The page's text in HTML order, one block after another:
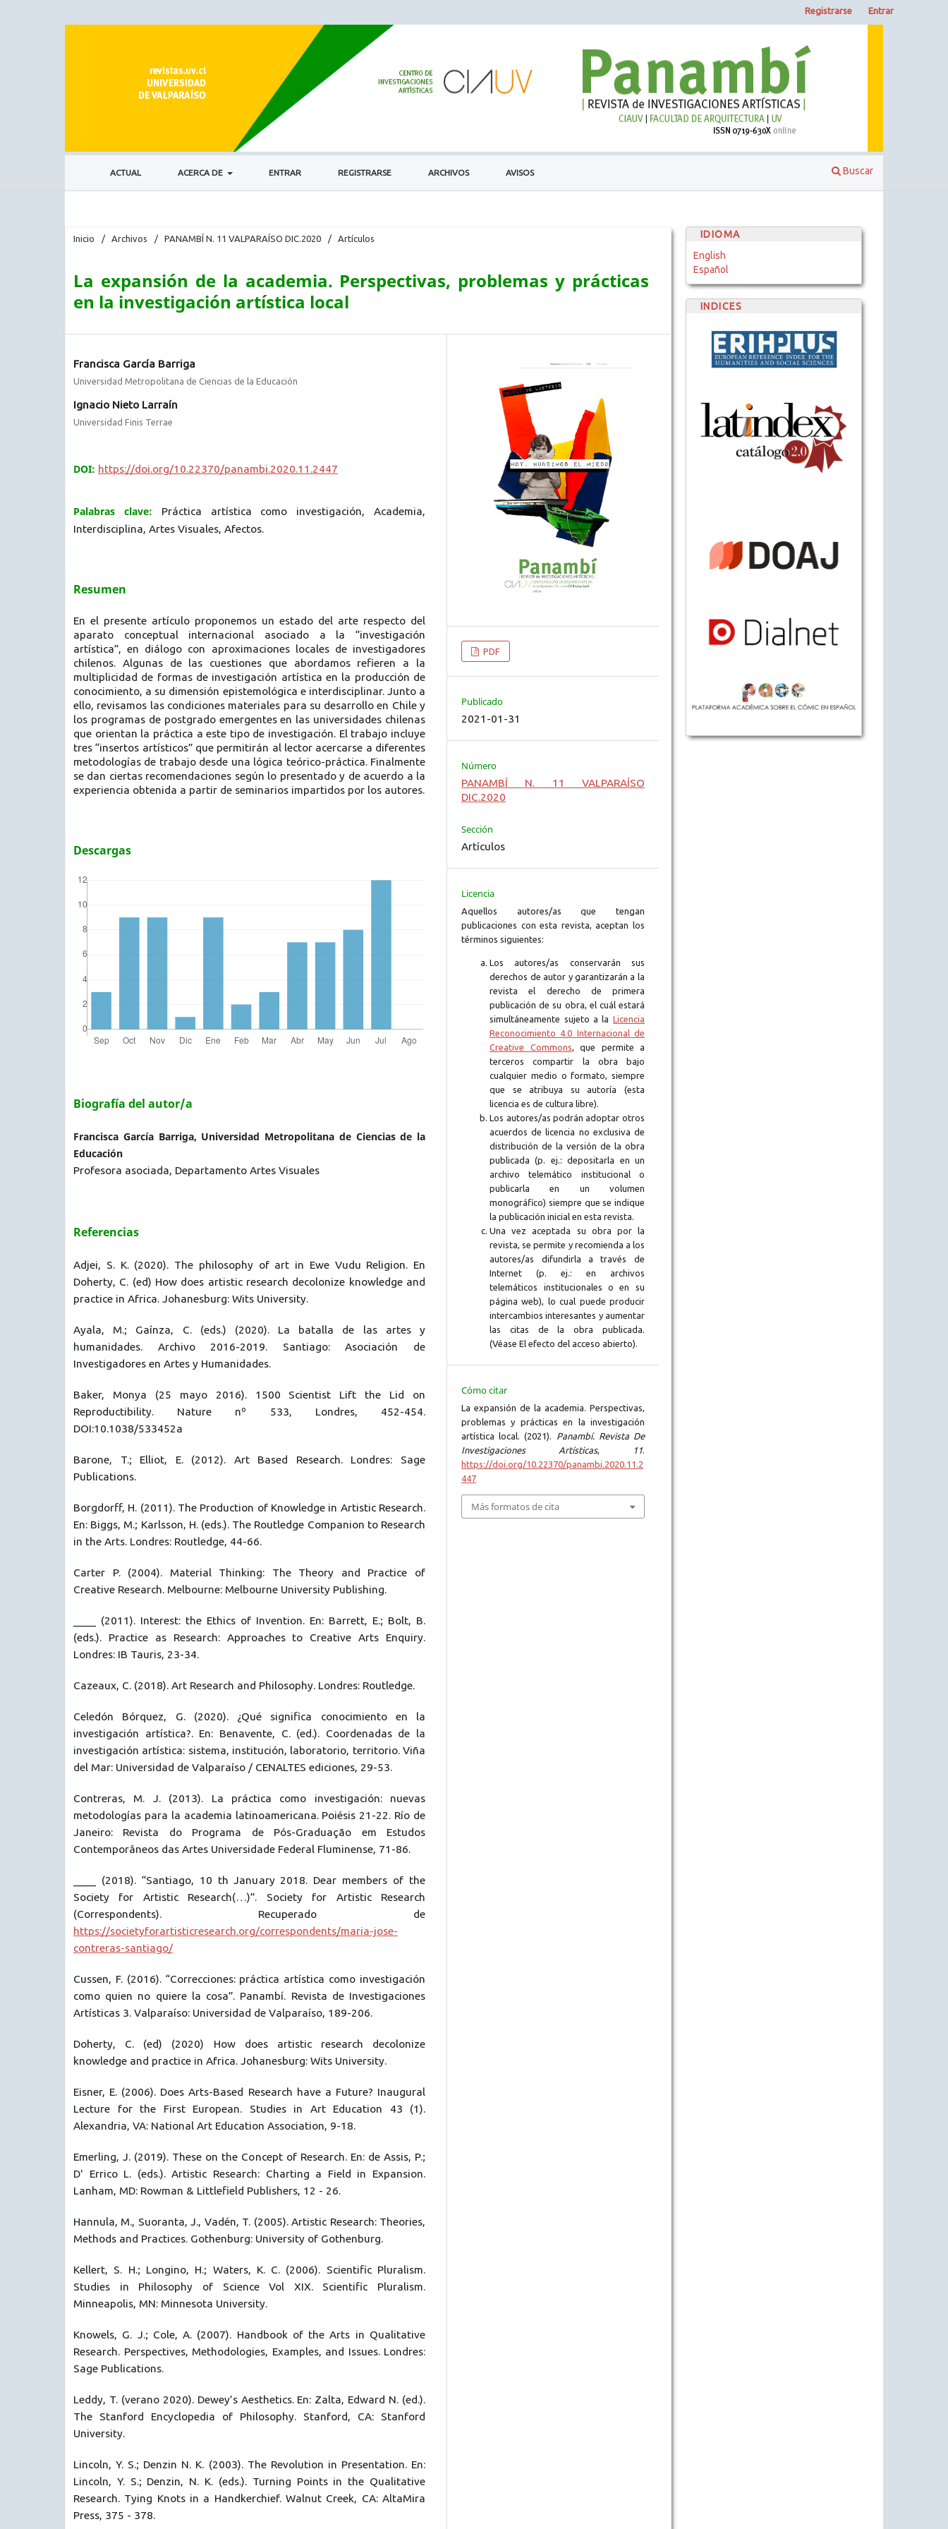
ACTUAL ACERCA DE ENTRAR REGISTRARSE ARCHIVOS AVISOS Buscar
Registrarse Entrar
Inicio / Archivos / PANAMBÍ N. 11 VALPARAÍSO DIC.2020 / Artículos
La expansión de la academia. Perspectivas, problemas y prácticas
en la investigación artística local
Francisca García Barriga
Universidad Metropolitana de Ciencias de la Educación
Ignacio Nieto Larraín
Universidad Finis Terrae
DOI: https://doi.org/10.22370/panambi.2020.11.2447
Palabras clave:
Práctica artística como investigación, Academia,
Interdisciplina, Artes Visuales, Afectos.
Resumen
En el presente artículo proponemos un estado del arte respecto del
aparato conceptual internacional asociado a la “investigación
artística”, en diálogo con aproximaciones locales de investigadores
chilenos. Algunas de las cuestiones que abordamos refieren a la
multiplicidad de formas de investigación artística en la producción de
conocimiento, a su dimensión epistemológica e interdisciplinar. Junto a
ello, revisamos las condiciones materiales para su desarrollo en Chile y
los programas de postgrado emergentes en las universidades chilenas
que orientan la práctica a este tipo de investigación. El trabajo incluye
tres “insertos artísticos” que permitirán al lector acercarse a diferentes
metodologías de trabajo desde una lógica teórico-práctica. Finalmente
se dan ciertas recomendaciones según lo presentado y de acuerdo a la
experiencia obtenida a partir de seminarios impartidos por los autores.
Descargas
Biografía del autor/a
Francisca García Barriga, Universidad Metropolitana de Ciencias de la
Educación
Profesora asociada, Departamento Artes Visuales
Referencias
Adjei, S. K. (2020). The philosophy of art in Ewe Vudu Religion. En
Doherty, C. (ed) How does artistic research decolonize knowledge and
practice in Africa. Johanesburg: Wits University.
Ayala, M.; Gaínza, C. (eds.) (2020). La batalla de las artes y
humanidades. Archivo 2016-2019. Santiago: Asociación de
Investigadores en Artes y Humanidades.
Baker, Monya (25 mayo 2016). 1500 Scientist Lift the Lid on
Reproductibility. Nature nº 533, Londres, 452-454.
DOI:10.1038/533452a
Barone, T.; Elliot, E. (2012). Art Based Research. Londres: Sage
Publications.
Borgdorff, H. (2011). The Production of Knowledge in Artistic Research.
En: Biggs, M.; Karlsson, H. (eds.). The Routledge Companion to Research
in the Arts. Londres: Routledge, 44-66.
Carter P. (2004). Material Thinking: The Theory and Practice of
Creative Research. Melbourne: Melbourne University Publishing.
____ (2011). Interest: the Ethics of Invention. En: Barrett, E.; Bolt, B.
(eds.). Practice as Research: Approaches to Creative Arts Enquiry.
Londres: IB Tauris, 23-34.
Cazeaux, C. (2018). Art Research and Philosophy. Londres: Routledge.
Celedón Bórquez, G. (2020). ¿Qué significa conocimiento en la
investigación artística?. En: Benavente, C. (ed.). Coordenadas de la
investigación artística: sistema, institución, laboratorio, territorio. Viña
del Mar: Universidad de Valparaíso / CENALTES ediciones, 29-53.
Contreras, M. J. (2013). La práctica como investigación: nuevas
metodologías para la academia latinoamericana. Poiésis 21-22. Río de
Janeiro: Revista do Programa de Pós-Graduação em Estudos
Contemporâneos das Artes Universidade Federal Fluminense, 71-86.
____ (2018). “Santiago, 10 th January 2018. Dear members of the
Society for Artistic Research(…)”. Society for Artistic Research
(Correspondents). Recuperado de
https://societyforartisticresearch.org/correspondents/maria-jose-
contreras-santiago/
Cussen, F. (2016). “Correcciones: práctica artística como investigación
como quien no quiere la cosa”. Panambí. Revista de Investigaciones
Artísticas 3. Valparaíso: Universidad de Valparaíso, 189-206.
Doherty, C. (ed) (2020) How does artistic research decolonize
knowledge and practice in Africa. Johanesburg: Wits University.
Eisner, E. (2006). Does Arts-Based Research have a Future? Inaugural
Lecture for the First European. Studies in Art Education 43 (1).
Alexandria, VA: National Art Education Association, 9-18.
Emerling, J. (2019). These on the Concept of Research. En: de Assis, P.;
D' Errico L. (eds.). Artistic Research: Charting a Field in Expansion.
Lanham, MD: Rowman & Littlefield Publishers, 12 - 26.
Hannula, M., Suoranta, J., Vadén, T. (2005). Artistic Research: Theories,
Methods and Practices. Gothenburg: University of Gothenburg.
Kellert, S. H.; Longino, H.; Waters, K. C. (2006). Scientific Pluralism.
Studies in Philosophy of Science Vol XIX. Scientific Pluralism.
Minneapolis, MN: Minnesota University.
Knowels, G. J.; Cole, A. (2007). Handbook of the Arts in Qualitative
Research. Perspectives, Methodologies, Examples, and Issues. Londres:
Sage Publications.
Leddy, T. (verano 2020). Dewey’s Aesthetics. En: Zalta, Edward N. (ed.).
The Stanford Encyclopedia of Philosophy. Stanford, CA: Stanford
University.
Lincoln, Y. S.; Denzin N. K. (2003). The Revolution in Presentation. En:
Lincoln, Y. S.; Denzin, N. K. (eds.). Turning Points in the Qualitative
Research. Tying Knots in a Handkerchief. Walnut Creek, CA: AltaMira
Press, 375 - 378.
PDF
Publicado
2021-01-31
Número
PANAMBÍ N. 11 VALPARAÍSO
DIC.2020
Sección
Artículos
Licencia
Aquellos autores/as que tengan
publicaciones con esta revista, aceptan los
términos siguientes:
Los autores/as conservarán sus
derechos de autor y garantizarán a la
revista el derecho de primera
publicación de su obra, el cuál estará
simultáneamente sujeto a la Licencia
Reconocimiento 4.0 Internacional de
Creative Commons , que permite a
terceros compartir la obra bajo
cualquier medio o formato, siempre
que se atribuya su autoría (esta
licencia es de cultura libre).
Los autores/as podrán adoptar otros
acuerdos de licencia no exclusiva de
distribución de la versión de la obra
publicada (p. ej.: depositarla en un
archivo telemático institucional o
publicarla en un volumen
monográfico) siempre que se indique
la publicación inicial en esta revista.
Una vez aceptada su obra por la
revista, se permite y recomienda a los
autores/as difundirla a través de
Internet (p. ej.: en archivos
telemáticos institucionales o en su
página web), lo cual puede producir
intercambios interesantes y aumentar
las citas de la obra publicada.
(Véase El efecto del acceso abierto).
Cómo citar
La expansión de la academia. Perspectivas,
problemas y prácticas en la investigación
artística local. (2021). Panambí. Revista De
Investigaciones Artísticas, 11.
https://doi.org/10.22370/panambi.2020.11.2
447
Más formatos de cita
IDIOMA
English
Español
INDICES